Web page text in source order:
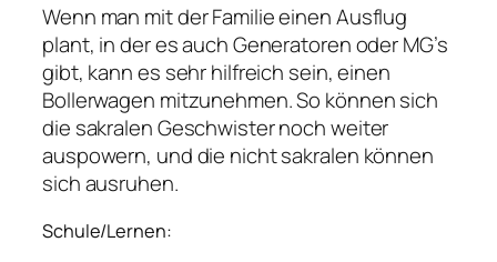
Wenn man mit der Familie einen Ausflug
plant, in der es auch Generatoren oder MG’s
gibt, kann es sehr hilfreich sein, einen
Bollerwagen mitzunehmen. So können sich
die sakralen Geschwister noch weiter
auspowern, und die nicht sakralen können
sich ausruhen.
Schule/Lernen: